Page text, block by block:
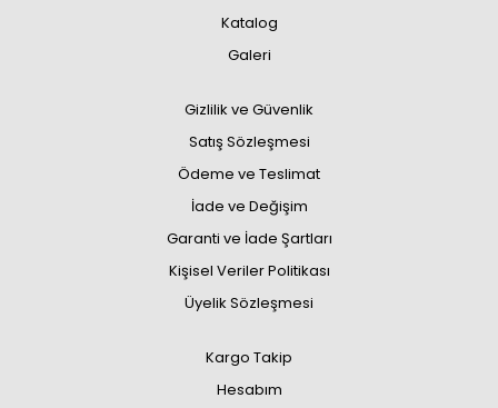
Katalog
Galeri
Gizlilik ve Güvenlik
Satış Sözleşmesi
Ödeme ve Teslimat
İade ve Değişim
Garanti ve İade Şartları
Kişisel Veriler Politikası
Üyelik Sözleşmesi
Kargo Takip
Hesabım